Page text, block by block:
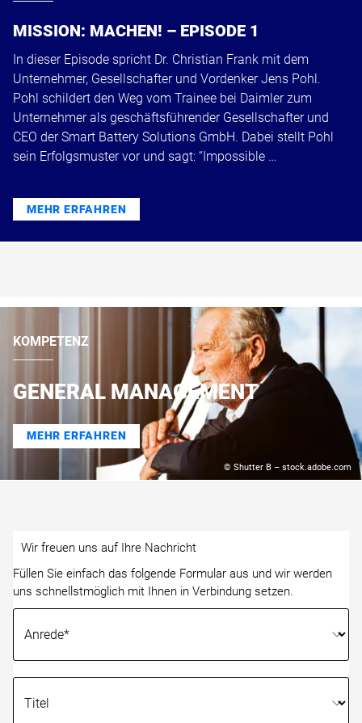
MISSION: MACHEN! – EPISODE 1
In dieser Episode spricht Dr. Christian Frank mit dem
Unternehmer, Gesellschafter und Vordenker Jens Pohl.
Pohl schildert den Weg vom Trainee bei Daimler zum
Unternehmer als geschäftsführender Gesellschafter und
CEO der Smart Battery Solutions GmbH. Dabei stellt Pohl
sein Erfolgsmuster vor und sagt: “Impossible …
MEHR ERFAHREN
© Shutter B – stock.adobe.com
KOMPETENZ
GENERAL MANAGEMENT
MEHR ERFAHREN
Wir freuen uns auf Ihre Nachricht
Füllen Sie einfach das folgende Formular aus und wir werden
uns schnellstmöglich mit Ihnen in Verbindung setzen.